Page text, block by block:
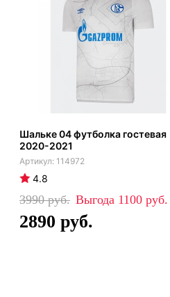
Шальке 04 футболка гостевая
2020-2021
114972
4.8
3990 1100
2890